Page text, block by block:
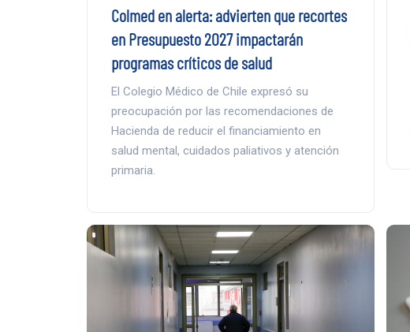
Colmed en alerta: advierten que recortes
en Presupuesto 2027 impactarán
programas críticos de salud
El Colegio Médico de Chile expresó su
preocupación por las recomendaciones de
Hacienda de reducir el financiamiento en
salud mental, cuidados paliativos y atención
primaria.